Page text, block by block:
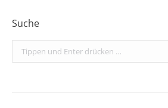
Suche
Search: